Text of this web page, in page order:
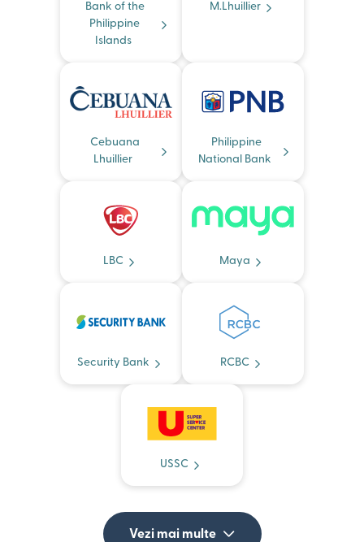
Bank of the
Philippine
Islands
M.Lhuillier
Cebuana
Lhuillier
Philippine
National Bank
LBC Maya
Security Bank RCBC
USSC
Vezi mai multe